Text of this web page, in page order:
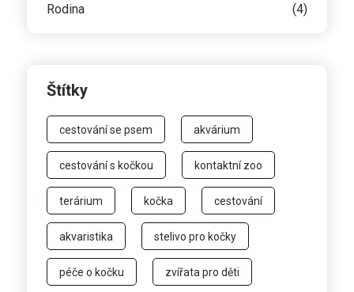
Rodina (4)
Štítky
cestování se psem akvárium
cestování s kočkou kontaktní zoo
terárium kočka cestování
akvaristika stelivo pro kočky
péče o kočku zvířata pro děti